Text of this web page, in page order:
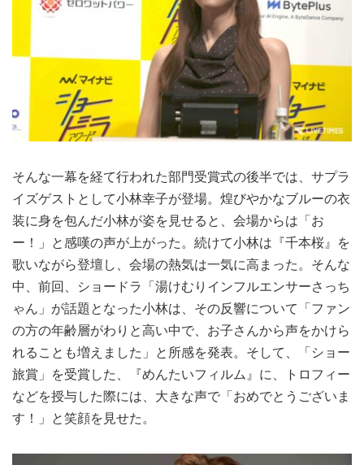
そんな一幕を経て行われた部門受賞式の後半では、サプラ
イズゲストとして小林幸子が登場。煌びやかなブルーの衣
装に身を包んだ小林が姿を見せると、会場からは「お
ー！」と感嘆の声が上がった。続けて小林は『千本桜』を
歌いながら登壇し、会場の熱気は一気に高まった。そんな
中、前回、ショードラ「湯けむりインフルエンサーさっち
ゃん」が話題となった小林は、その反響について「ファン
の方の年齢層がわりと高い中で、お子さんから声をかけら
れることも増えました」と所感を発表。そして、「ショー
旅賞」を受賞した、『めんたいフィルム』に、トロフィー
などを授与した際には、大きな声で「おめでとうございま
す！」と笑顔を見せた。